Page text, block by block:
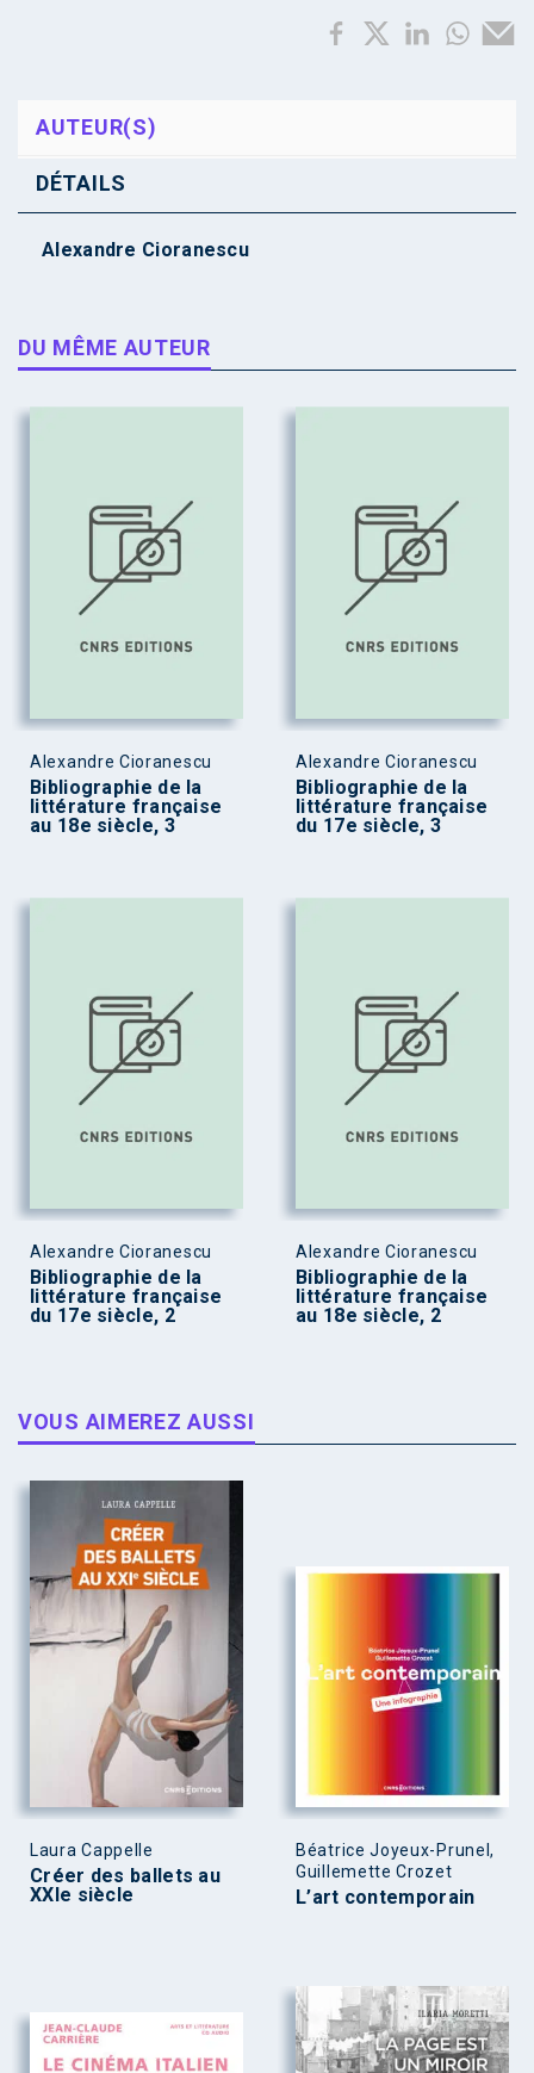
AUTEUR(S)
DÉTAILS
Alexandre Cioranescu
DU MÊME AUTEUR
Alexandre Cioranescu
Bibliographie de la
littérature française
au 18e siècle, 3
Alexandre Cioranescu
Bibliographie de la
littérature française
du 17e siècle, 3
Alexandre Cioranescu
Bibliographie de la
littérature française
du 17e siècle, 2
Alexandre Cioranescu
Bibliographie de la
littérature française
au 18e siècle, 2
VOUS AIMEREZ AUSSI
Laura Cappelle
Créer des ballets au
XXIe siècle
Béatrice Joyeux-Prunel,
Guillemette Crozet
L’art contemporain